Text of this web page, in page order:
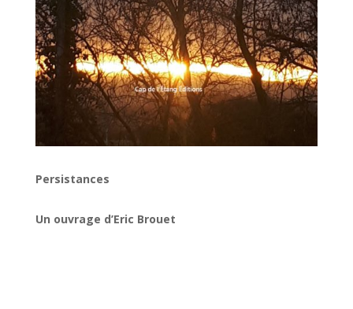
Persistances
Un ouvrage d’Eric Brouet